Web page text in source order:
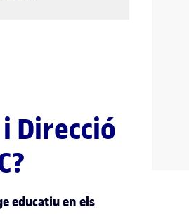
Direcció
educatiu en els